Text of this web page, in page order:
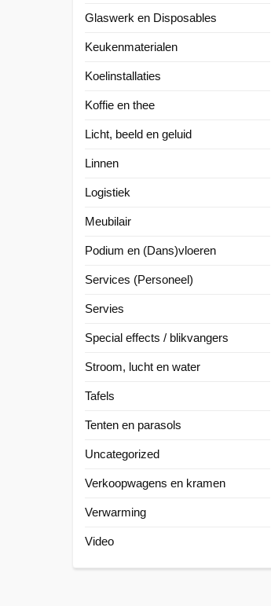
Glaswerk en Disposables
Keukenmaterialen
Koelinstallaties
Koffie en thee
Licht, beeld en geluid
Linnen
Logistiek
Meubilair
Podium en (Dans)vloeren
Services (Personeel)
Servies
Special effects / blikvangers
Stroom, lucht en water
Tafels
Tenten en parasols
Uncategorized
Verkoopwagens en kramen
Verwarming
Video